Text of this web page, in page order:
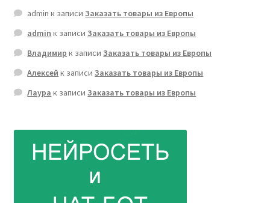
admin к записиЗаказать товары из Европы
admin к записиЗаказать товары из Европы
Владимир к записиЗаказать товары из Европы
Алексей к записиЗаказать товары из Европы
Лаура к записиЗаказать товары из Европы